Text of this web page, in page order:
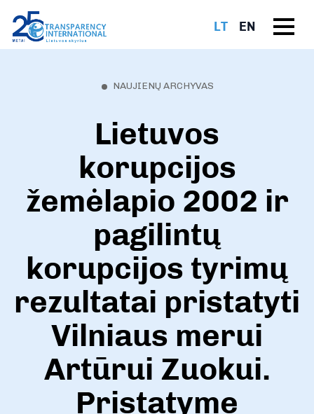
LT EN
NAUJIENŲ ARCHYVAS
Lietuvos
korupcijos
žemėlapio 2002 ir
pagilintų
korupcijos tyrimų
rezultatai pristatyti
Vilniaus merui
Artūrui Zuokui.
Pristatyme